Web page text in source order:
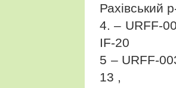
Рахівський
4. – URFF-
IF-20
5 – URFF-
13 ,